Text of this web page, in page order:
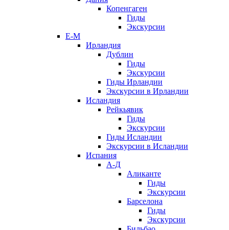
Копенгаген
Гиды
Экскурсии
Е-М
Ирландия
Дублин
Гиды
Экскурсии
Гиды Ирландии
Экскурсии в Ирландии
Исландия
Рейкьявик
Гиды
Экскурсии
Гиды Исландии
Экскурсии в Исландии
Испания
А-Д
Аликанте
Гиды
Экскурсии
Барселона
Гиды
Экскурсии